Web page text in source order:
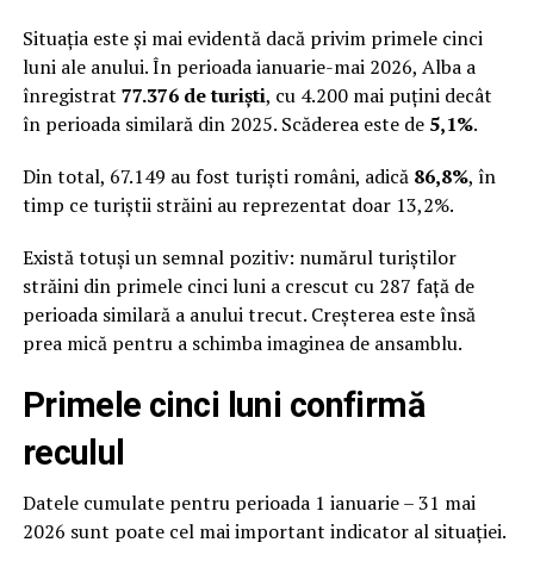
Situația este și mai evidentă dacă privim primele cinci
luni ale anului. În perioada ianuarie-mai 2026, Alba a
înregistrat 77.376 de turiști, cu 4.200 mai puțini decât
în perioada similară din 2025. Scăderea este de 5,1%.
Din total, 67.149 au fost turiști români, adică 86,8%, în
timp ce turiștii străini au reprezentat doar 13,2%.
Există totuși un semnal pozitiv: numărul turiștilor
străini din primele cinci luni a crescut cu 287 față de
perioada similară a anului trecut. Creșterea este însă
prea mică pentru a schimba imaginea de ansamblu.
Primele cinci luni confirmă
reculul
Datele cumulate pentru perioada 1 ianuarie – 31 mai
2026 sunt poate cel mai important indicator al situației.